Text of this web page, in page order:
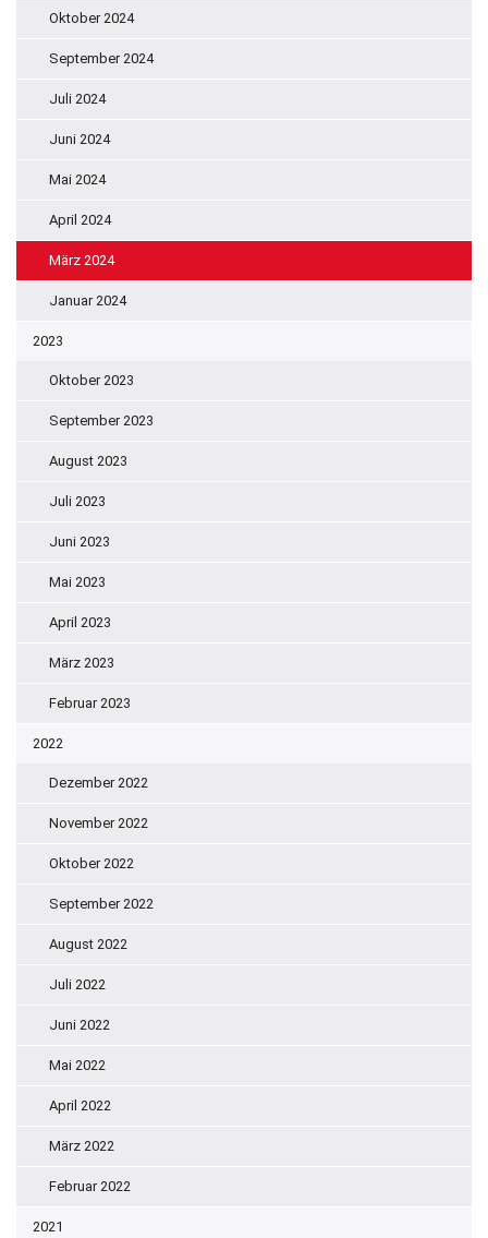
Oktober 2024
September 2024
Juli 2024
Juni 2024
Mai 2024
April 2024
März 2024
Januar 2024
2023
Oktober 2023
September 2023
August 2023
Juli 2023
Juni 2023
Mai 2023
April 2023
März 2023
Februar 2023
2022
Dezember 2022
November 2022
Oktober 2022
September 2022
August 2022
Juli 2022
Juni 2022
Mai 2022
April 2022
März 2022
Februar 2022
2021